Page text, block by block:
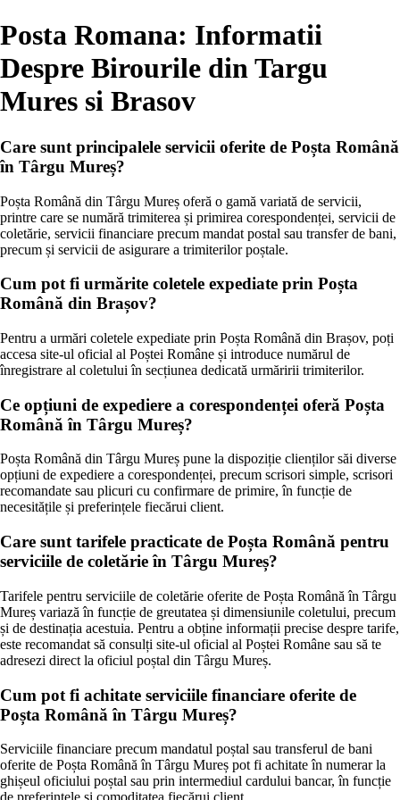
Posta Romana: Informatii
Despre Birourile din Targu
Mures si Brasov
Care sunt principalele servicii oferite de Poșta Română
în Târgu Mureș?
Poșta Română din Târgu Mureș oferă o gamă variată de servicii,
printre care se numără trimiterea și primirea corespondenței, servicii de
coletărie, servicii financiare precum mandat postal sau transfer de bani,
precum și servicii de asigurare a trimiterilor poștale.
Cum pot fi urmărite coletele expediate prin Poșta
Română din Brașov?
Pentru a urmări coletele expediate prin Poșta Română din Brașov, poți
accesa site-ul oficial al Poștei Române și introduce numărul de
înregistrare al coletului în secțiunea dedicată urmăririi trimiterilor.
Ce opțiuni de expediere a corespondenței oferă Poșta
Română în Târgu Mureș?
Poșta Română din Târgu Mureș pune la dispoziție clienților săi diverse
opțiuni de expediere a corespondenței, precum scrisori simple, scrisori
recomandate sau plicuri cu confirmare de primire, în funcție de
necesitățile și preferințele fiecărui client.
Care sunt tarifele practicate de Poșta Română pentru
serviciile de coletărie în Târgu Mureș?
Tarifele pentru serviciile de coletărie oferite de Poșta Română în Târgu
Mureș variază în funcție de greutatea și dimensiunile coletului, precum
și de destinația acestuia. Pentru a obține informații precise despre tarife,
este recomandat să consulți site-ul oficial al Poștei Române sau să te
adresezi direct la oficiul poștal din Târgu Mureș.
Cum pot fi achitate serviciile financiare oferite de
Poșta Română în Târgu Mureș?
Serviciile financiare precum mandatul poștal sau transferul de bani
oferite de Poșta Română în Târgu Mureș pot fi achitate în numerar la
ghișeul oficiului poștal sau prin intermediul cardului bancar, în funcție